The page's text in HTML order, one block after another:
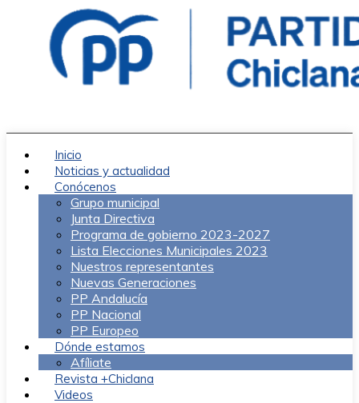
Inicio
Noticias y actualidad
Conócenos
Grupo municipal
Junta Directiva
Programa de gobierno 2023-2027
Lista Elecciones Municipales 2023
Nuestros representantes
Nuevas Generaciones
PP Andalucía
PP Nacional
PP Europeo
Dónde estamos
Afíliate
Revista +Chiclana
Videos